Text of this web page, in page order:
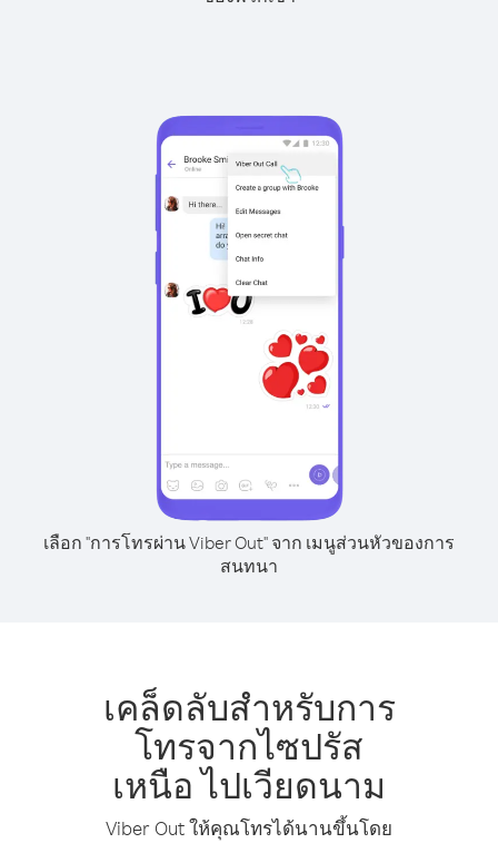
เลือก "การโทรผ่าน Viber Out" จาก เมนูส่วนหัวของการ
สนทนา
เคล็ดลับสำหรับการ
โทรจากไซปรัส
เหนือ ไปเวียดนาม
Viber Out ให้คุณโทรได้นานขึ้นโดย